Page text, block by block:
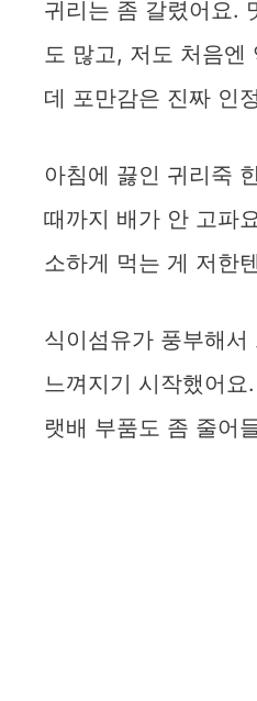
귀리는 좀 갈렸어요.
도 많고, 저도 처음엔
데 포만감은 진짜 인
아침에 끓인 귀리죽
때까지 배가 안 고파
소하게 먹는 게 저한
식이섬유가 풍부해서
느껴지기 시작했어
랫배 부품도 좀 줄어